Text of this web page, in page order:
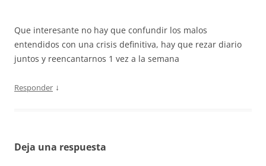
Que interesante no hay que confundir los malos
entendidos con una crisis definitiva, hay que rezar diario
juntos y reencantarnos 1 vez a la semana
Responder ↓
Deja una respuesta